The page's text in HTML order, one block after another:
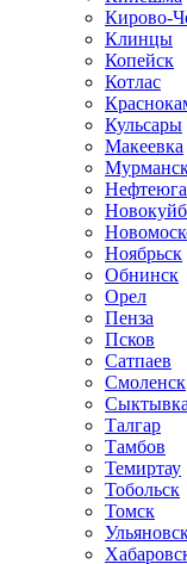
Кирово-
Клинцы
Копейск
Котлас
Кульсары
Макеевка
Ноябрьск
Обнинск
Орел
Пенза
Псков
Сатпаев
Смоленск
Талгар
Тамбов
Темиртау
Тобольск
Томск